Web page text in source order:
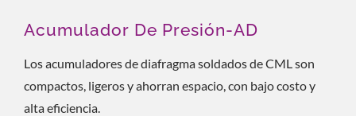
Acumulador De Presión-AD
Los acumuladores de diafragma soldados de CML son
compactos, ligeros y ahorran espacio, con bajo costo y
alta eficiencia.